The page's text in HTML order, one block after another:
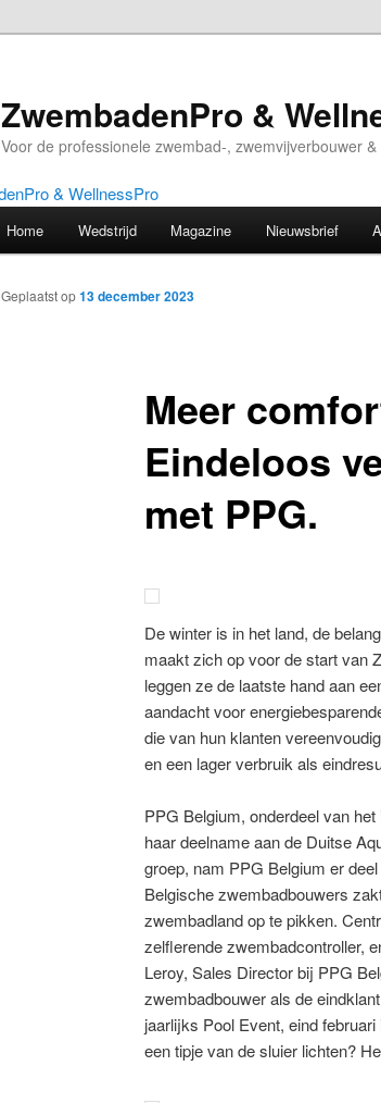
ZwembadenPro &
Voor de professionele zwembad-, zwemvijverbouwer
Home Wedstrijd Magazine Nieuwsbrief
Meer
Eindeloos
met PPG.
Geplaatst op13 december 2023
De winter is in het land, de
maakt zich op voor de start van
leggen ze de laatste hand aan
aandacht voor
die van hun klanten
en een lager verbruik als
PPG Belgium, onderdeel van
haar deelname aan de Duitse
groep, nam PPG Belgium er
Belgische zwembadbouwers
zwembadland op te pikken.
zelflerende zwembadcontroller,
Leroy, Sales Director bij PPG
zwembadbouwer als de
jaarlijks Pool Event, eind
een tipje van de sluier lichten?